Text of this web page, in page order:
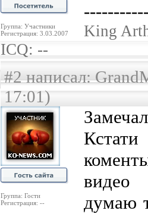
Группа: Участники
Регистрация: 3.03.2007
King
ICQ: --
#2 написал:
17:01)
Группа: Гости
Регистрация: --
видео
думаю